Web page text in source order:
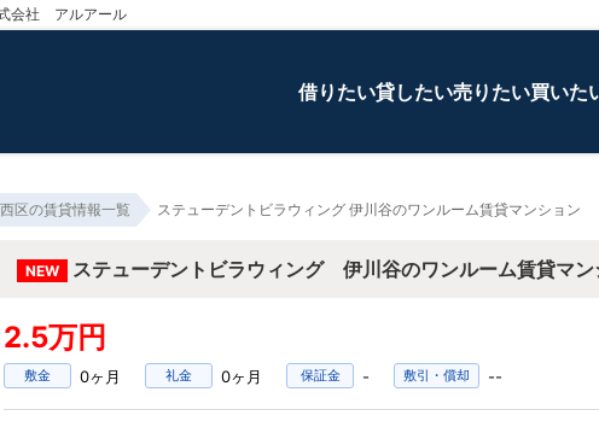
会社 アルアール
借りたい貸したい売りたい買いた
区の賃貸情報一覧 ステューデントビラウィング 伊川谷のワンルーム賃貸マンション
NEW ステューデントビラウィング 伊川谷のワンルーム賃貸マン
2.5万円
敷金 0ヶ月 礼金 0ヶ月 保証金 - 敷引・償却 --